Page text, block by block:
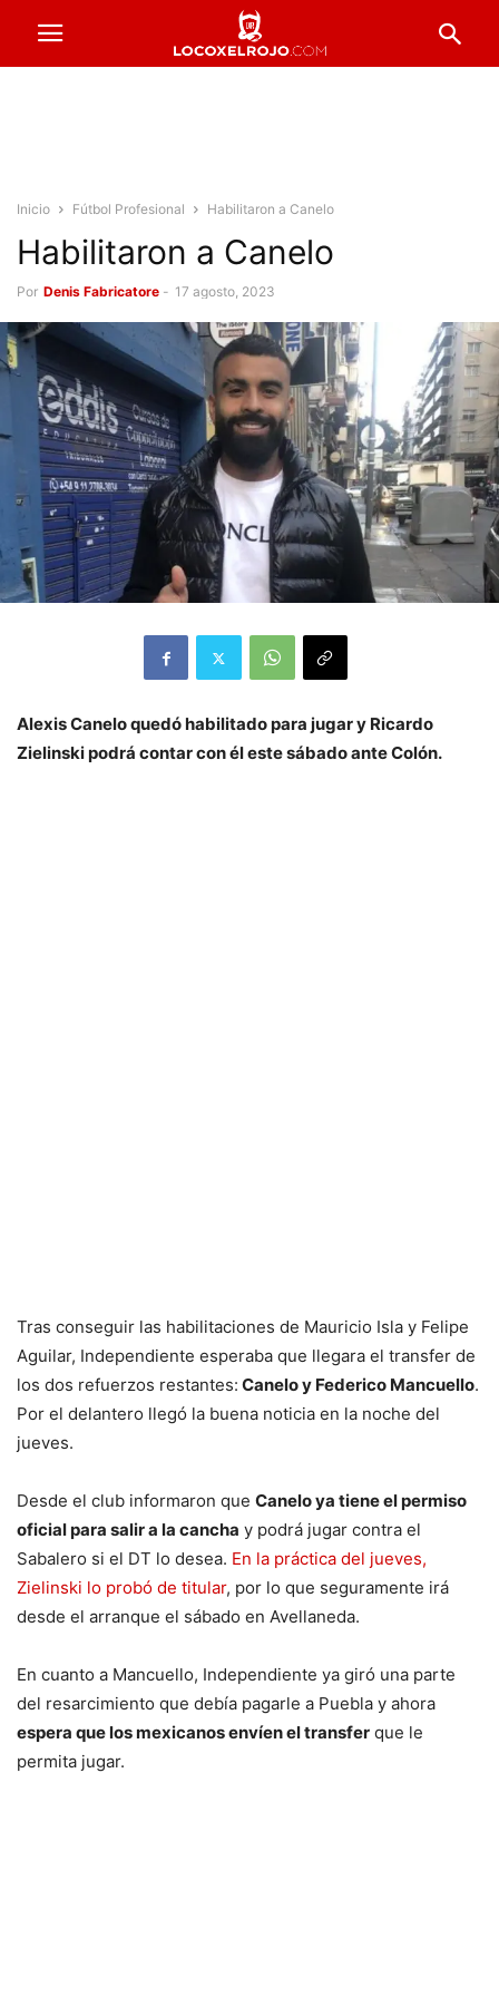
Inicio Fútbol Profesional Habilitaron a Canelo
Habilitaron a Canelo
Por Denis Fabricatore - 17 agosto, 2023
Alexis Canelo quedó habilitado para jugar y Ricardo
Zielinski podrá contar con él este sábado ante Colón.
Tras conseguir las habilitaciones de Mauricio Isla y Felipe
Aguilar, Independiente esperaba que llegara el transfer de
los dos refuerzos restantes: Canelo y Federico Mancuello.
Por el delantero llegó la buena noticia en la noche del
jueves.
Desde el club informaron que Canelo ya tiene el permiso
oficial para salir a la cancha y podrá jugar contra el
Sabalero si el DT lo desea. En la práctica del jueves,
Zielinski lo probó de titular, por lo que seguramente irá
desde el arranque el sábado en Avellaneda.
En cuanto a Mancuello, Independiente ya giró una parte
del resarcimiento que debía pagarle a Puebla y ahora
espera que los mexicanos envíen el transfer que le
permita jugar.